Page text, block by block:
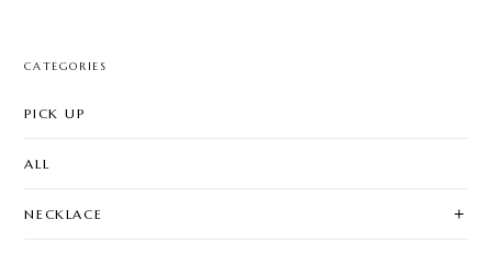
CATEGORIES
PICK UP
ALL
NECKLACE